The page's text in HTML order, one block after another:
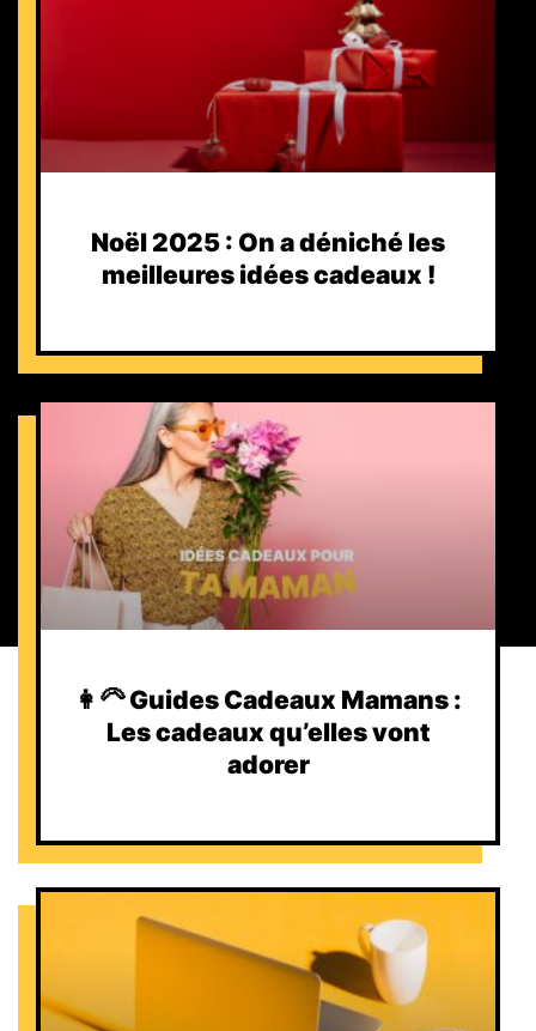
Noël 2025 : On a déniché les
meilleures idées cadeaux !
👩‍🦳 Guides Cadeaux Mamans :
Les cadeaux qu’elles vont
adorer